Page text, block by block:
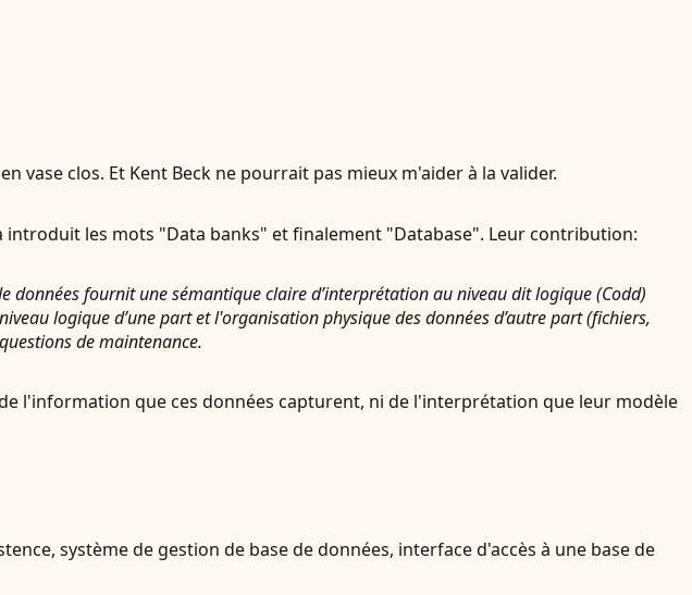
vase clos. Et Kent Beck ne pourrait pas mieux m'aider à la valider.
introduit les mots "Data banks" et finalement "Database". Leur contribution:
fournit une sémantique claire d’interprétation au niveau dit logique (Codd)
logique d’une part et l'organisation physique des données d’autre part (fichiers,
de maintenance.
l'information que ces données capturent, ni de l'interprétation que leur modèle
système de gestion de base de données, interface d'accès à une base de